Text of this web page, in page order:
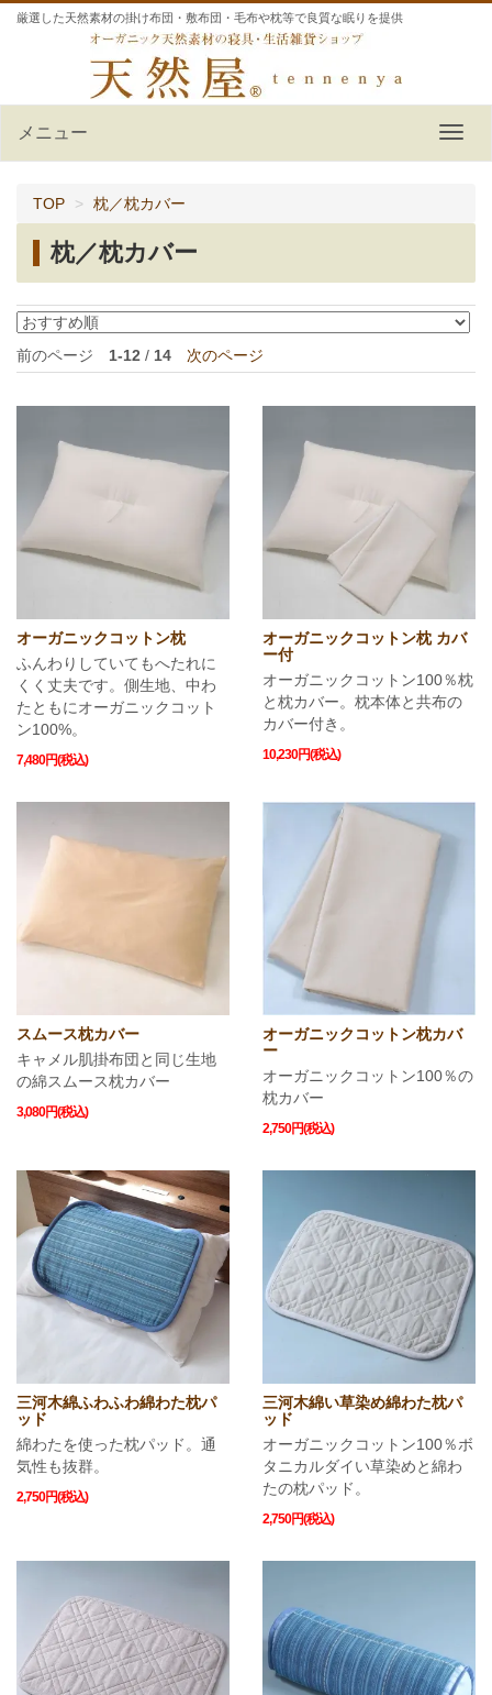
厳選した天然素材の掛け布団・敷布団・毛布や枕等で良質な眠りを提供
メニュー
TOP 枕／枕カバー
枕／枕カバー
前のページ 1-12 / 14 次のページ
オーガニックコットン枕
ふんわりしていてもへたれに
くく丈夫です。側生地、中わ
たともにオーガニックコット
ン100%。
7,480円(税込)
オーガニックコットン枕 カバ
ー付
オーガニックコットン100％枕
と枕カバー。枕本体と共布の
カバー付き。
10,230円(税込)
スムース枕カバー
キャメル肌掛布団と同じ生地
の綿スムース枕カバー
3,080円(税込)
オーガニックコットン枕カバ
ー
オーガニックコットン100％の
枕カバー
2,750円(税込)
三河木綿ふわふわ綿わた枕パ
ッド
綿わたを使った枕パッド。通
気性も抜群。
2,750円(税込)
三河木綿い草染め綿わた枕パ
ッド
オーガニックコットン100％ボ
タニカルダイい草染めと綿わ
たの枕パッド。
2,750円(税込)